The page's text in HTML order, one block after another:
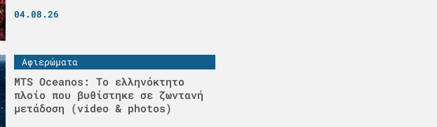
04.08.26
Αφιερώματα
MTS Oceanos: Το ελληνόκτητο
πλοίο που βυθίστηκε σε ζωντανή
μετάδοση (video & photos)